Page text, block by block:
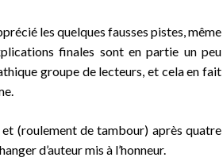
les quelques fausses pistes, même
finales sont en partie un peu
groupe de lecteurs, et cela en fait
(roulement de tambour) après quatre
d’auteurmis à l’honneur.